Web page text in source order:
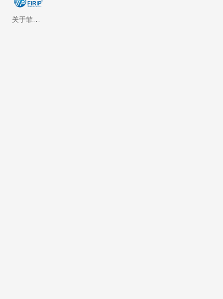
关于菲瑞普